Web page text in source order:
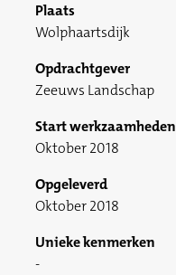
Plaats
Wolphaartsdijk
Opdrachtgever
Zeeuws Landschap
Start werkzaamheden
Oktober 2018
Opgeleverd
Oktober 2018
Unieke kenmerken